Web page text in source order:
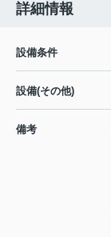
詳細情報
設備条件
設備(その他)
備考